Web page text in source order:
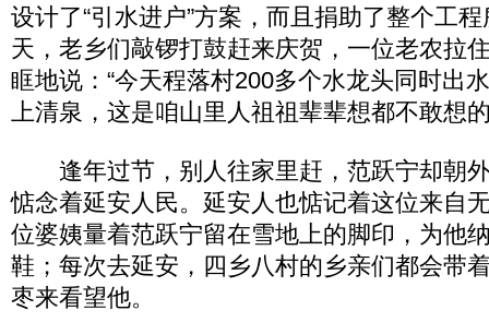
设计了“引水进户”方案，而且捐助了整个工
天，老乡们敲锣打鼓赶来庆贺，一位老农拉
眶地说：“今天程落村200多个水龙头同时出
上清泉，这是咱山里人祖祖辈辈想都不敢想
逢年过节，别人往家里赶，范跃宁却朝
惦念着延安人民。延安人也惦记着这位来自
位婆姨量着范跃宁留在雪地上的脚印，为他
鞋；每次去延安，四乡八村的乡亲们都会带
枣来看望他。